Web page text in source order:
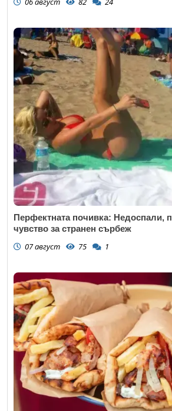
Перфектната почивка: Недоспали,
чувство за странен сърбеж
07 август 75 1